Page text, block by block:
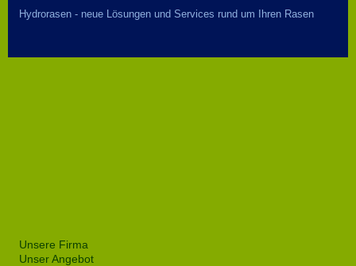
Hydrorasen - neue Lösungen und Services rund um Ihren Rasen
Unsere Firma
Unser Angebot